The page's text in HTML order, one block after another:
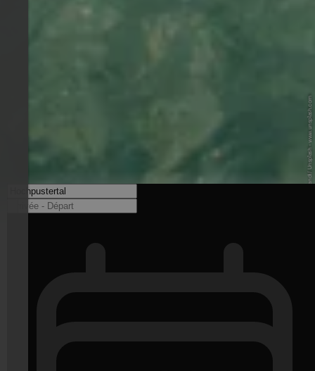
© Pietro de Grandi / Unsplash - www.unsplash.com